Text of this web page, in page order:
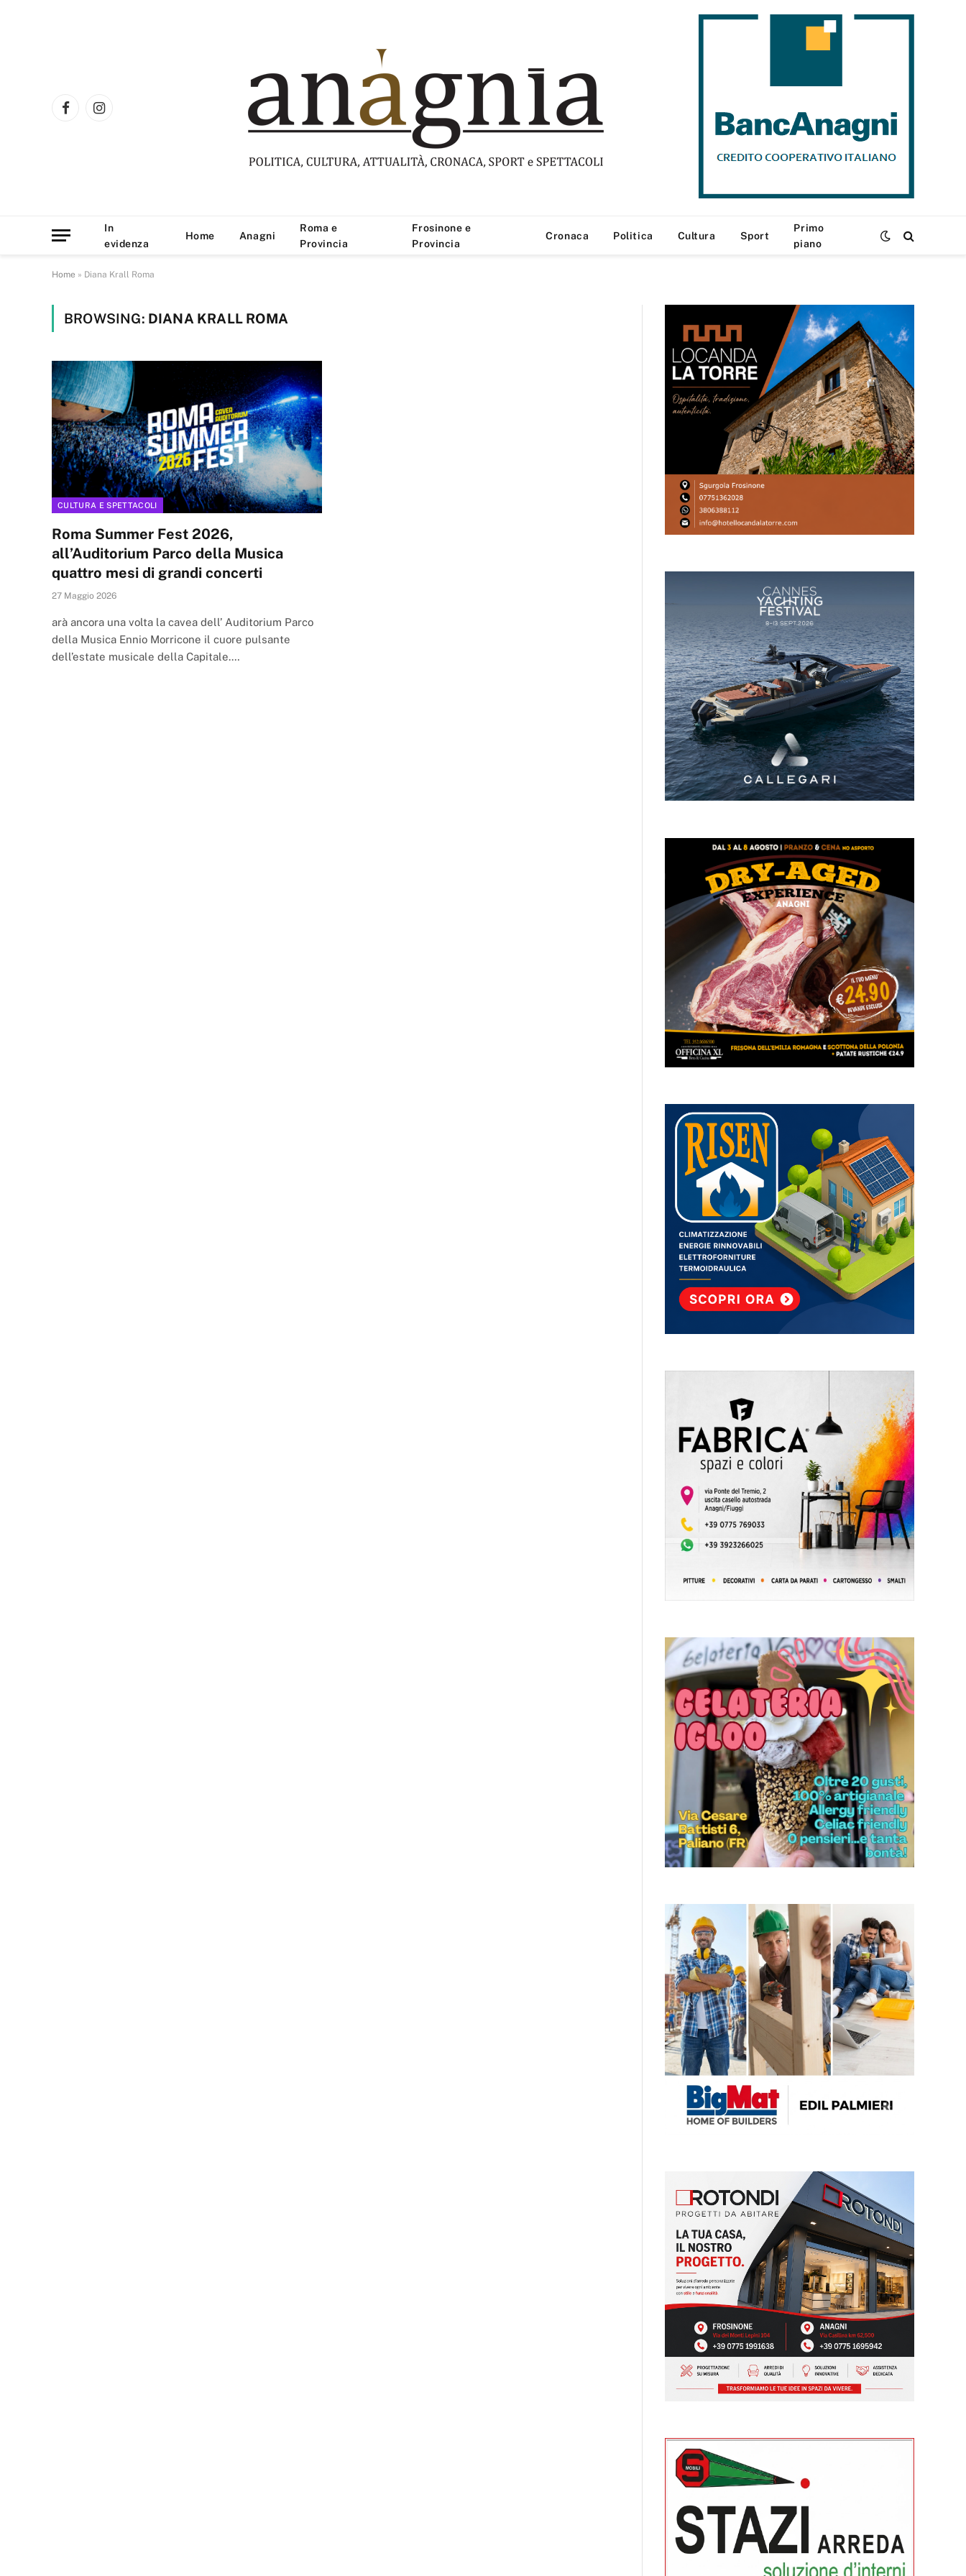
FacebookInstagram
In
evidenza
Home Anagni
Roma e
Provincia
Frosinone e
Provincia
Cronaca Politica Cultura Sport
Primo
piano
Home » Diana Krall Roma
BROWSING: DIANA KRALL ROMA
CULTURA E SPETTACOLI
Roma Summer Fest 2026,
all’Auditorium Parco della Musica
quattro mesi di grandi concerti
27 Maggio 2026
arà ancora una volta la cavea dell’ Auditorium Parco
della Musica Ennio Morricone il cuore pulsante
dell’estate musicale della Capitale.…